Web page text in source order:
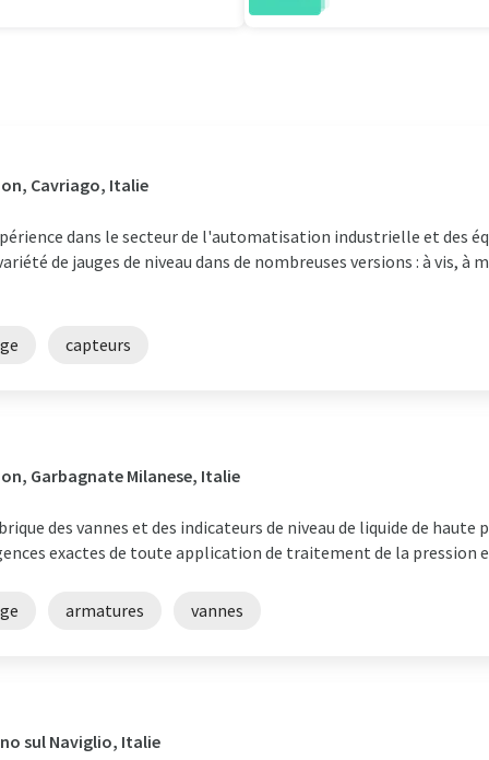
Cavriago, Italie
dans le secteur de l'automatisation industrielle et des
de jauges de niveau dans de nombreuses versions : à vis, à
capteurs
Garbagnate Milanese, Italie
des vannes et des indicateurs de niveau de liquide de
exactes de toute application de traitement de la pression
armatures vannes
sul Naviglio, Italie